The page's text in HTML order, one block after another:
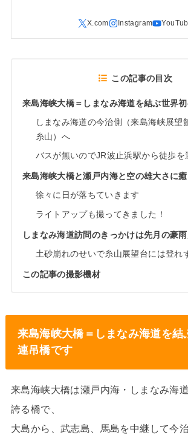
この記事の目次
来島海峡大橋＝しまなみ海道を結ぶ世界
しまなみ海道の今治側（来島海峡展望
糸山）へ
バスが無いのでJR波止浜駅から徒歩を
来島海峡大橋と瀬戸内海と空の雄大さに癒
徐々に日が落ちていきます
ライトアップも撮ってきました！
しまなみ海道訪問のきっかけは先月の豪
土砂崩れのせいで糸山展望台には登れ
この記事の撮影機材
来島海峡大橋＝しまなみ海道を結
連吊橋です
来島海峡大橋は瀬戸内海・しまなみ海
誇る橋で、
大島から、武志島、馬島を中継して今